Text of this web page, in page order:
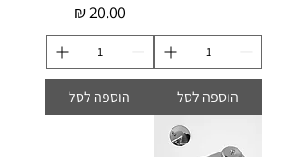
הוספה לסל
מחיר
הוספה לסל